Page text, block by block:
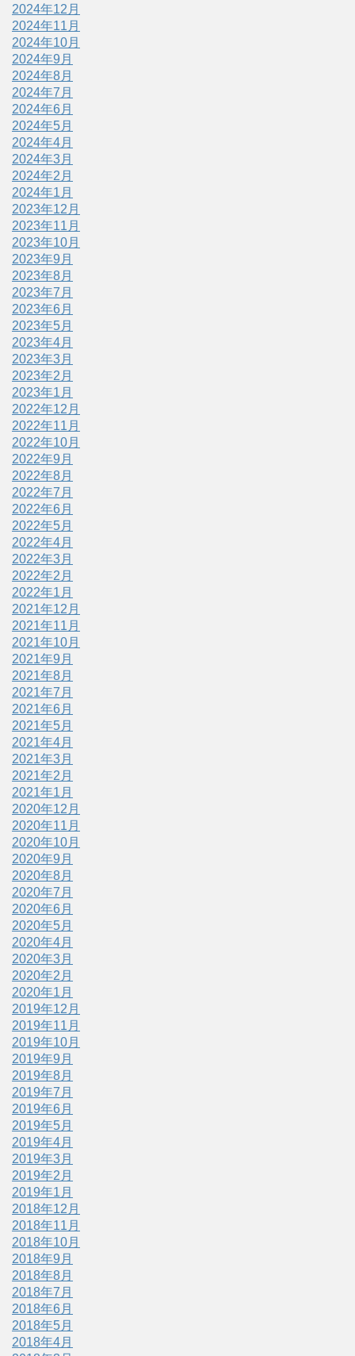
2024年12月
2024年11月
2024年10月
2024年9月
2024年8月
2024年7月
2024年6月
2024年5月
2024年4月
2024年3月
2024年2月
2024年1月
2023年12月
2023年11月
2023年10月
2023年9月
2023年8月
2023年7月
2023年6月
2023年5月
2023年4月
2023年3月
2023年2月
2023年1月
2022年12月
2022年11月
2022年10月
2022年9月
2022年8月
2022年7月
2022年6月
2022年5月
2022年4月
2022年3月
2022年2月
2022年1月
2021年12月
2021年11月
2021年10月
2021年9月
2021年8月
2021年7月
2021年6月
2021年5月
2021年4月
2021年3月
2021年2月
2021年1月
2020年12月
2020年11月
2020年10月
2020年9月
2020年8月
2020年7月
2020年6月
2020年5月
2020年4月
2020年3月
2020年2月
2020年1月
2019年12月
2019年11月
2019年10月
2019年9月
2019年8月
2019年7月
2019年6月
2019年5月
2019年4月
2019年3月
2019年2月
2019年1月
2018年12月
2018年11月
2018年10月
2018年9月
2018年8月
2018年7月
2018年6月
2018年5月
2018年4月